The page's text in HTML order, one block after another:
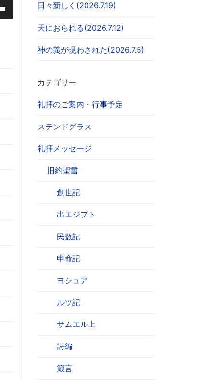
日々新しく(2026.7.19)
天におられる(2026.7.12)
神の義が現わされた(2026.7.5)
カテゴリー
礼拝のご案内・行事予定
ステンドグラス
礼拝メッセージ
旧約聖書
創世記
出エジプト
民数記
申命記
ヨシュア
ルツ記
サムエル上
詩編
箴言